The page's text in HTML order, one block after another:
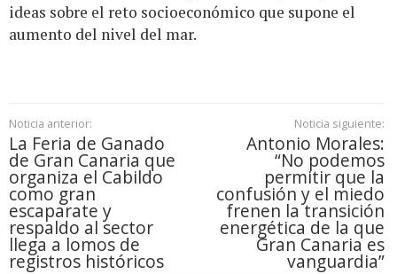
ideas sobre el reto socioeconómico que supone el
aumento del nivel del mar.
Noticia anterior:
La Feria de Ganado
de Gran Canaria que
organiza el Cabildo
como gran
escaparate y
respaldo al sector
llega a lomos de
registros históricos
Noticia siguiente:
Antonio Morales:
“No podemos
permitir que la
confusión y el miedo
frenen la transición
energética de la que
Gran Canaria es
vanguardia”